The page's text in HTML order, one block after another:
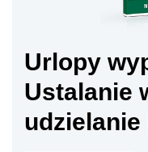
Urlopy
Ustalanie